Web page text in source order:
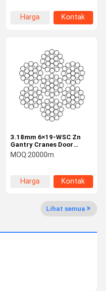
Berita Kasus-Kasus
Harga
Kontak
3.18mm 6×19-WSC Zn
Gantry Cranes Door
Machine Rope Galvanized
Surface Treatment
MOQ:20000m
Harga
Kontak
Lihat semua